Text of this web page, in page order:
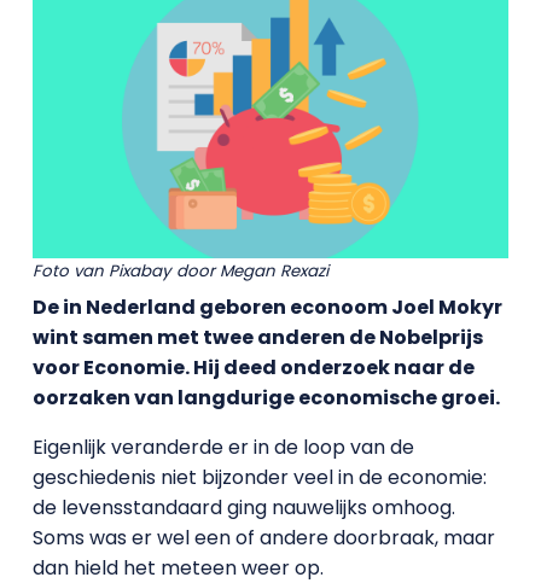
Foto van Pixabay door Megan Rexazi
De in Nederland geboren econoom Joel Mokyr
wint samen met twee anderen de Nobelprijs
voor Economie. Hij deed onderzoek naar de
oorzaken van langdurige economische groei.
Eigenlijk veranderde er in de loop van de
geschiedenis niet bijzonder veel in de economie:
de levensstandaard ging nauwelijks omhoog.
Soms was er wel een of andere doorbraak, maar
dan hield het meteen weer op.